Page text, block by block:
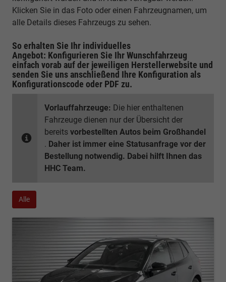
Klicken Sie in das Foto oder einen Fahrzeugnamen, um
alle Details dieses Fahrzeugs zu sehen.
So erhalten Sie Ihr individuelles
Angebot: Konfigurieren Sie Ihr Wunschfahrzeug
einfach vorab auf der jeweiligen Herstellerwebsite und
senden Sie uns anschließend Ihre Konfiguration als
Konfigurationscode oder PDF zu.
Vorlauffahrzeuge: Die hier enthaltenen
Fahrzeuge dienen nur der Übersicht der
bereits vorbestellten Autos beim Großhandel
. Daher ist immer eine Statusanfrage vor der
Bestellung notwendig. Dabei hilft Ihnen das
HHC Team.
Alle